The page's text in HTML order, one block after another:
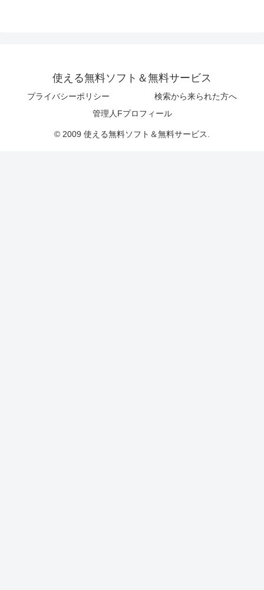
使える無料ソフト＆無料サービス
プライバシーポリシー
検索から来られた方へ
管理人Fプロフィール
© 2009 使える無料ソフト＆無料サービス.